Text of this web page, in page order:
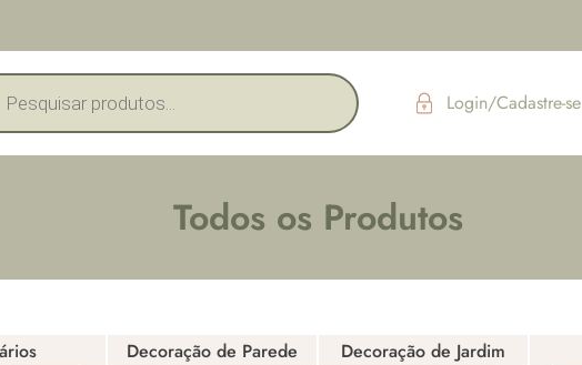
Login/Cadastre-se
Todos os Produtos
Decoração de Parede Decoração de Jardim